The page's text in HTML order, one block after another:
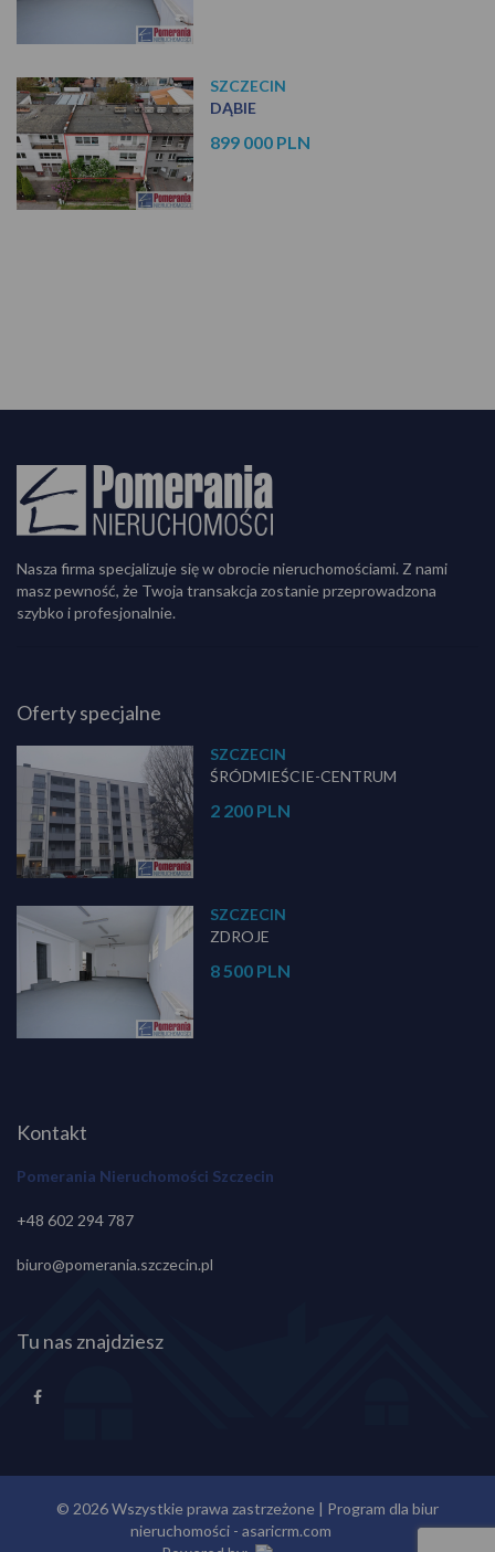
SZCZECIN
DĄBIE
899 000 PLN
Nasza firma specjalizuje się w obrocie nieruchomościami. Z nami
masz pewność, że Twoja transakcja zostanie przeprowadzona
szybko i profesjonalnie.
Oferty specjalne
SZCZECIN
ŚRÓDMIEŚCIE-CENTRUM
2 200 PLN
SZCZECIN
ZDROJE
8 500 PLN
Kontakt
Pomerania Nieruchomości Szczecin
+48 602 294 787
biuro@pomerania.szczecin.pl
Tu nas znajdziesz
© 2026 Wszystkie prawa zastrzeżone | Program dla biur
nieruchomości - asaricrm.com